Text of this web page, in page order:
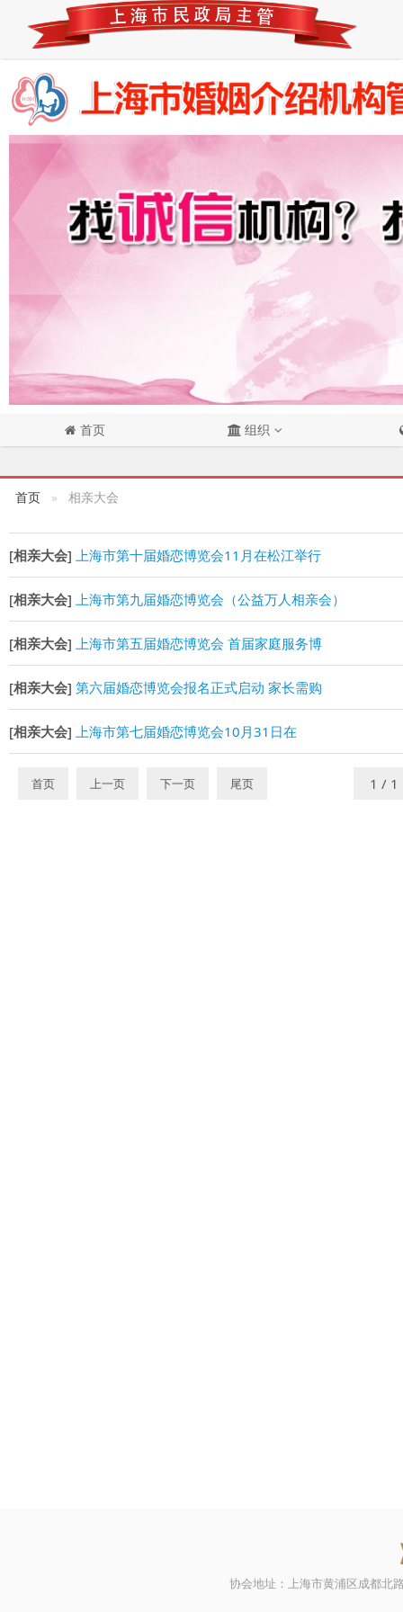
首页 组织
首页 相亲大会
[相亲大会] 上海市第十届婚恋博览会11月在松江举行
[相亲大会] 上海市第九届婚恋博览会（公益万人相亲会）
[相亲大会] 上海市第五届婚恋博览会 首届家庭服务博
[相亲大会] 第六届婚恋博览会报名正式启动 家长需购
[相亲大会] 上海市第七届婚恋博览会10月31日在
首页 上一页 下一页 尾页
协会地址：上海市黄浦区成都北